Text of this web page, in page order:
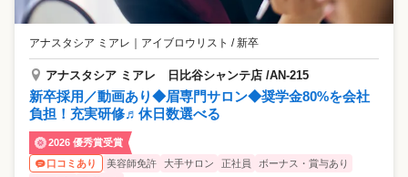
アナスタシア ミアレ アイブロウリスト / 新卒
アナスタシア ミアレ 日比谷シャンテ店 /AN-215
新卒採用／動画あり◆眉専門サロン◆奨学金80%を会社
負担！充実研修♬休日数選べる
2026 優秀賞受賞
口コミあり
美容師免許 大手サロン 正社員
ボーナス・賞与あり